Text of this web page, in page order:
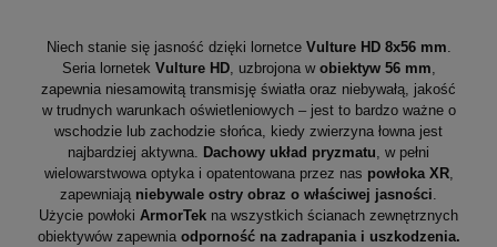
Niech stanie się jasność dzięki lornetce Vulture HD 8x56 mm
Seria lornetek Vulture HD, uzbrojona w obiektyw 56 mm
zapewnia niesamowitą transmisję światła oraz niebywałą, jakość
w trudnych warunkach oświetleniowych – jest to bardzo ważne o
wschodzie lub zachodzie słońca, kiedy zwierzyna łowna jest
najbardziej aktywna.
Dachowy układ pryzmatu , w pełni
wielowarstwowa optyka i opatentowana przez nas powłoka XR,
zapewniają niebywale ostry obraz o właściwej jasności
Użycie powłoki ArmorTek na wszystkich ścianach zewnętrznych
obiektywów zapewnia odporność na zadrapania i uszkodzenia.